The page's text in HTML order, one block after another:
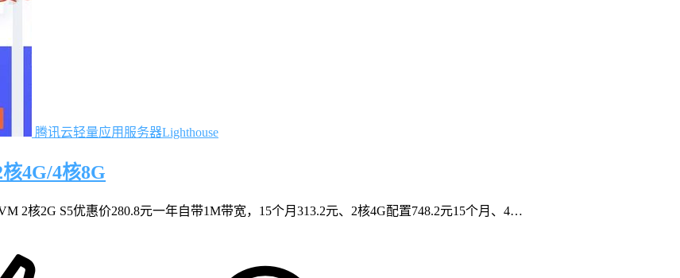
腾讯云轻量应用服务器Lighthouse
4G/4核8G
2核2G S5优惠价280.8元一年自带1M带宽，15个月313.2元、2核4G配置748.2元15个月、4…